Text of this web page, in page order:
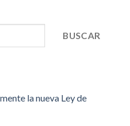
BUSCAR
la nueva Ley de